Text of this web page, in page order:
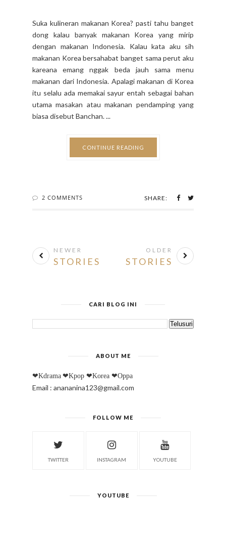
Suka kulineran makanan Korea? pasti tahu banget
dong kalau banyak makanan Korea yang mirip
dengan makanan Indonesia. Kalau kata aku sih
makanan Korea bersahabat banget sama perut aku
kareana emang nggak beda jauh sama menu
makanan dari Indonesia. Apalagi makanan di Korea
itu selalu ada memakai sayur entah sebagai bahan
utama masakan atau makanan pendamping yang
biasa disebut Banchan. ...
CONTINUE READING
2 COMMENTS SHARE:
NEWER
STORIES
OLDER
STORIES
CARI BLOG INI
ABOUT ME
❤Kdrama ❤Kpop ❤Korea ❤Oppa
Email : anananina123@gmail.com
FOLLOW ME
TWITTER INSTAGRAM YOUTUBE
YOUTUBE